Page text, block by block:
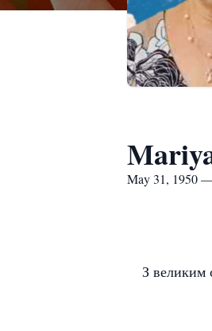
May 31, 1950
З великим